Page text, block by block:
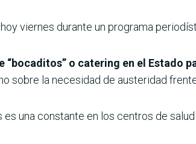
viernes durante un programa
“bocaditos” o catering en el Estado
sobre la necesidad de austeridad
una constante en los centros de